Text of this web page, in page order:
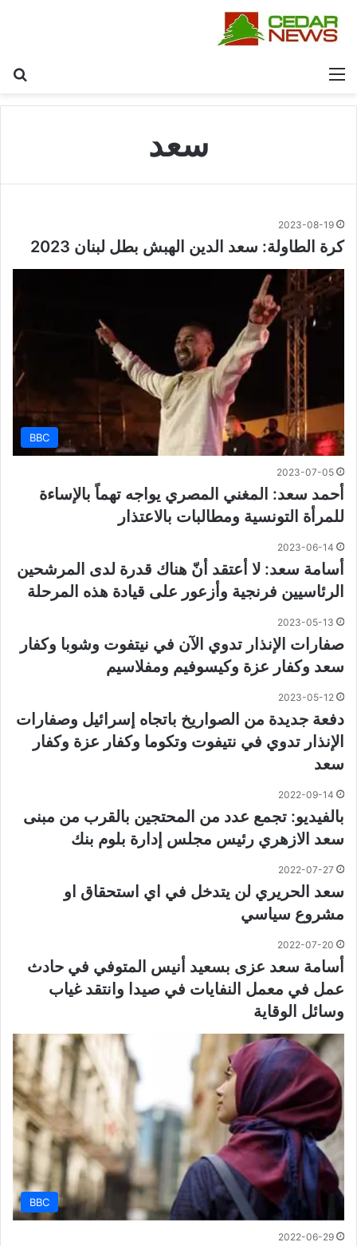
القائمة
سعد
2023-08-19
كرة الطاولة: سعد الدين الهبش بطل لبنان 2023
BBC
2023-07-05
أحمد سعد: المغني المصري يواجه تهماً بالإساءة
للمرأة التونسية ومطالبات بالاعتذار
2023-06-14
أسامة سعد: لا أعتقد أنّ هناك قدرة لدى المرشحين
الرئاسيين فرنجية وأزعور على قيادة هذه المرحلة
2023-05-13
صفارات الإنذار تدوي الآن في نيتفوت وشوبا وكفار
سعد وكفار عزة وكيسوفيم ومفلاسيم
2023-05-12
دفعة جديدة من الصواريخ باتجاه إسرائيل وصفارات
الإنذار تدوي في نتيفوت وتكوما وكفار عزة وكفار
سعد
2022-09-14
بالفيديو: تجمع عدد من المحتجين بالقرب من مبنى
سعد الازهري رئيس مجلس إدارة بلوم بنك
2022-07-27
سعد الحريري لن يتدخل في اي استحقاق او
مشروع سياسي
2022-07-20
أسامة سعد عزى بسعيد أنيس المتوفي في حادث
عمل في معمل النفايات في صيدا وانتقد غياب
وسائل الوقاية
BBC
2022-06-29